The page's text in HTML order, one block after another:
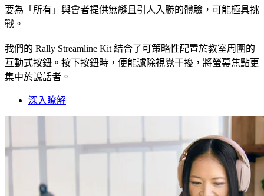
要為「所有」與會者提供無縫且引人入勝的體驗，可能極具挑
戰。
我們的 Rally Streamline Kit 結合了可策略性配置於教室周圍的
互動式按鈕。按下按鈕時，便能濾除視覺干擾，將螢幕焦點更
集中於說話者。
深入瞭解